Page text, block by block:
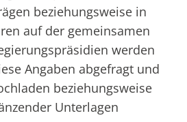
beziehungsweise in
auf der gemeinsamen
werden
Angaben abgefragt und
beziehungsweise
Unterlagen